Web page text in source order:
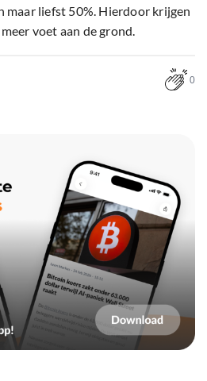
maar liefst 50%. Hierdoor krijgen
voet aan de grond.
0